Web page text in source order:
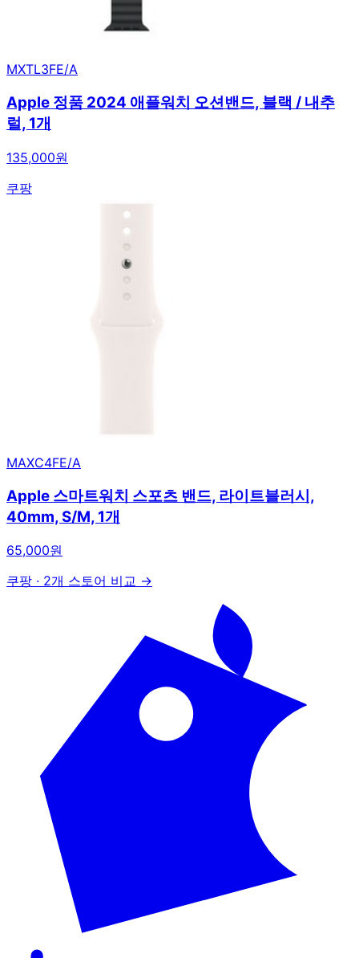
MXTL3FE/A
Apple 정품 2024 애플워치 오션밴드, 블랙 / 내추
럴, 1개
135,000원
쿠팡
MAXC4FE/A
Apple 스마트워치 스포츠 밴드, 라이트블러시,
40mm, S/M, 1개
65,000원
쿠팡 · 2개 스토어 비교 →